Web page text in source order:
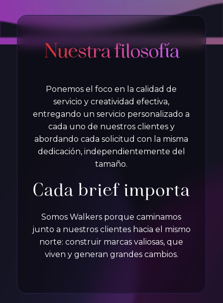
Nuestra filosofía
Ponemos el foco en la calidad de
servicio y creatividad efectiva,
entregando un servicio personalizado a
cada uno de nuestros clientes y
abordando cada solicitud con la misma
dedicación, independientemente del
tamaño.
Cada brief importa
Somos Walkers porque caminamos
junto a nuestros clientes hacia el mismo
norte: construir marcas valiosas, que
viven y generan grandes cambios.